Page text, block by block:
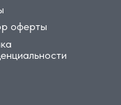
оферты